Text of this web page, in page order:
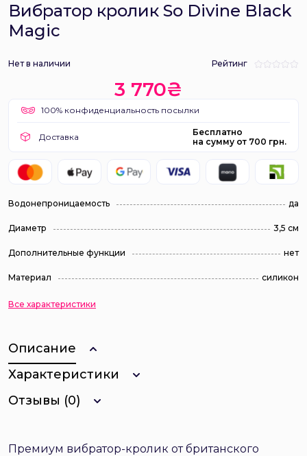
Вибратор кролик So Divine Black
Magic
Нет в наличии Рейтинг
3 770₴
100% конфиденциальность посылки
Доставка
Бесплатно
на сумму от 700 грн.
Водонепроницаемость да
Диаметр 3,5 см
Дополнительные функции нет
Материал силикон
Все характеристики
Описание
Характеристики
Отзывы (0)
Премиум вибратор-кролик от британского